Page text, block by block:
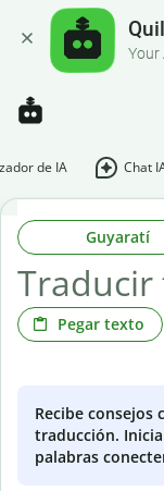
de IA Chat
Guyaratí
Pegar texto
Recibe consejos
traducción.
palabras